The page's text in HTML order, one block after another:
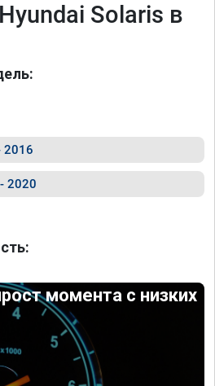
Solaris в
2016
2020
момента с низких